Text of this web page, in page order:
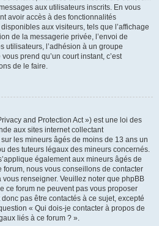
aux utilisateurs inscrits. En vous
avoir accès à des fonctionnalités
aux visiteurs, tels que l’affichage
de la messagerie privée, l’envoi de
utilisateurs, l’adhésion à un groupe
prend qu’un court instant, c’est
de le faire.
and Protection Act ») est une loi des
aux sites internet collectant
les mineurs âgés de moins de 13 ans un
des tuteurs légaux des mineurs concernés.
également aux mineurs âgés de
forum, nous vous conseillons de contacter
renseigner. Veuillez noter que phpBB
ce forum ne peuvent pas vous proposer
pas être contactés à ce sujet, excepté
« Qui dois-je contacter à propos de
liés à ce forum ? ».